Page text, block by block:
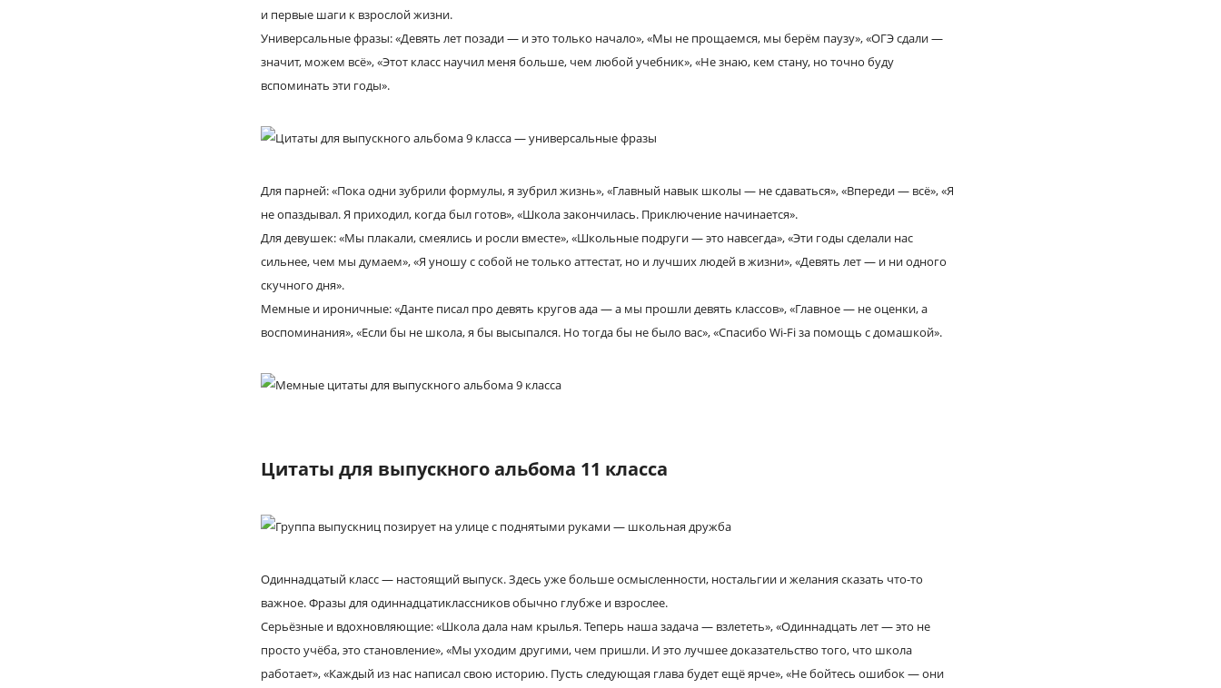
и первые шаги к взрослой жизни.
Универсальные фразы: «Девять лет позади — и это только начало», «Мы не прощаемся, мы берём паузу», «ОГЭ сдали —
значит, можем всё», «Этот класс научил меня больше, чем любой учебник», «Не знаю, кем стану, но точно буду
вспоминать эти годы».
Для парней: «Пока одни зубрили формулы, я зубрил жизнь», «Главный навык школы — не сдаваться», «Впереди — всё», «Я
не опаздывал. Я приходил, когда был готов», «Школа закончилась. Приключение начинается».
Для девушек: «Мы плакали, смеялись и росли вместе», «Школьные подруги — это навсегда», «Эти годы сделали нас
сильнее, чем мы думаем», «Я уношу с собой не только аттестат, но и лучших людей в жизни», «Девять лет — и ни одного
скучного дня».
Мемные и ироничные: «Данте писал про девять кругов ада — а мы прошли девять классов», «Главное — не оценки, а
воспоминания», «Если бы не школа, я бы высыпался. Но тогда бы не было вас», «Спасибо Wi-Fi за помощь с домашкой».
Цитаты для выпускного альбома 11 класса
Одиннадцатый класс — настоящий выпуск. Здесь уже больше осмысленности, ностальгии и желания сказать что-то
важное. Фразы для одиннадцатиклассников обычно глубже и взрослее.
Серьёзные и вдохновляющие: «Школа дала нам крылья. Теперь наша задача — взлететь», «Одиннадцать лет — это не
просто учёба, это становление», «Мы уходим другими, чем пришли. И это лучшее доказательство того, что школа
работает», «Каждый из нас написал свою историю. Пусть следующая глава будет ещё ярче», «Не бойтесь ошибок — они